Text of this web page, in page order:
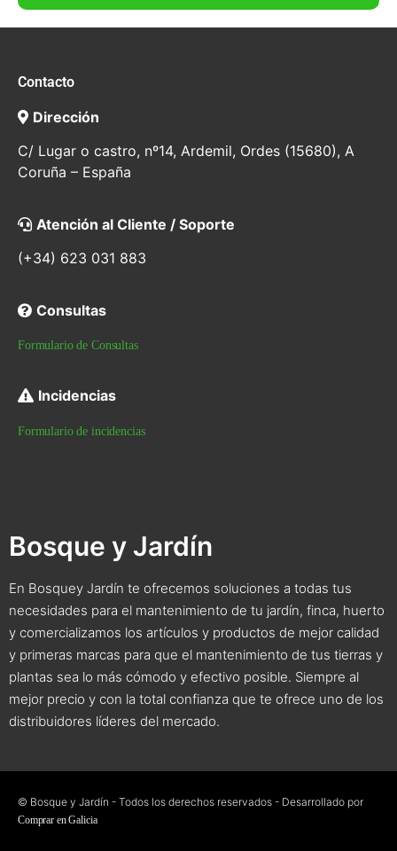
Contacto
Dirección
C/ Lugar o castro, nº14, Ardemil, Ordes (15680), A
Coruña – España
Atención al Cliente / Soporte
(+34) 623 031 883
Consultas
Formulario de Consultas
Incidencias
Formulario de incidencias
Bosque y Jardín
En Bosquey Jardín te ofrecemos soluciones a todas tus
necesidades para el mantenimiento de tu jardín, finca, huerto
y comercializamos los artículos y productos de mejor calidad
y primeras marcas para que el mantenimiento de tus tierras y
plantas sea lo más cómodo y efectivo posible. Siempre al
mejor precio y con la total confianza que te ofrece uno de los
distribuidores líderes del mercado.
© Bosque y Jardín - Todos los derechos reservados - Desarrollado por
Comprar en Galicia